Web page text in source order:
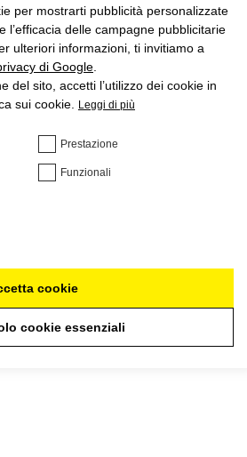
per mostrarti pubblicità personalizzate
l’efficacia delle campagne pubblicitarie
ulteriori informazioni, ti invitiamo a
di Google
del sito, accetti l’utilizzo dei cookie in
sui cookie.
Leggi di più
Prestazione
Funzionali
cookie
cookie essenziali